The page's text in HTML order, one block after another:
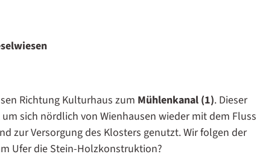
Richtung Kulturhaus zum Mühlenkanal (1). Dieser
sich nördlich von Wienhausen wieder mit dem Fluss
zur Versorgung des Klosters genutzt. Wir folgen der
Ufer die Stein-Holzkonstruktion?